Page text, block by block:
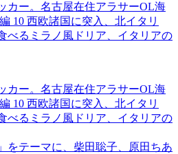
カー。名古屋在住アラサーOL海
10 西欧諸国に突入、北イタリ
べるミラノ風ドリア、イタリアの
カー。名古屋在住アラサーOL海
10 西欧諸国に突入、北イタリ
べるミラノ風ドリア、イタリアの
をテーマに、柴田聡子、原田ちあ